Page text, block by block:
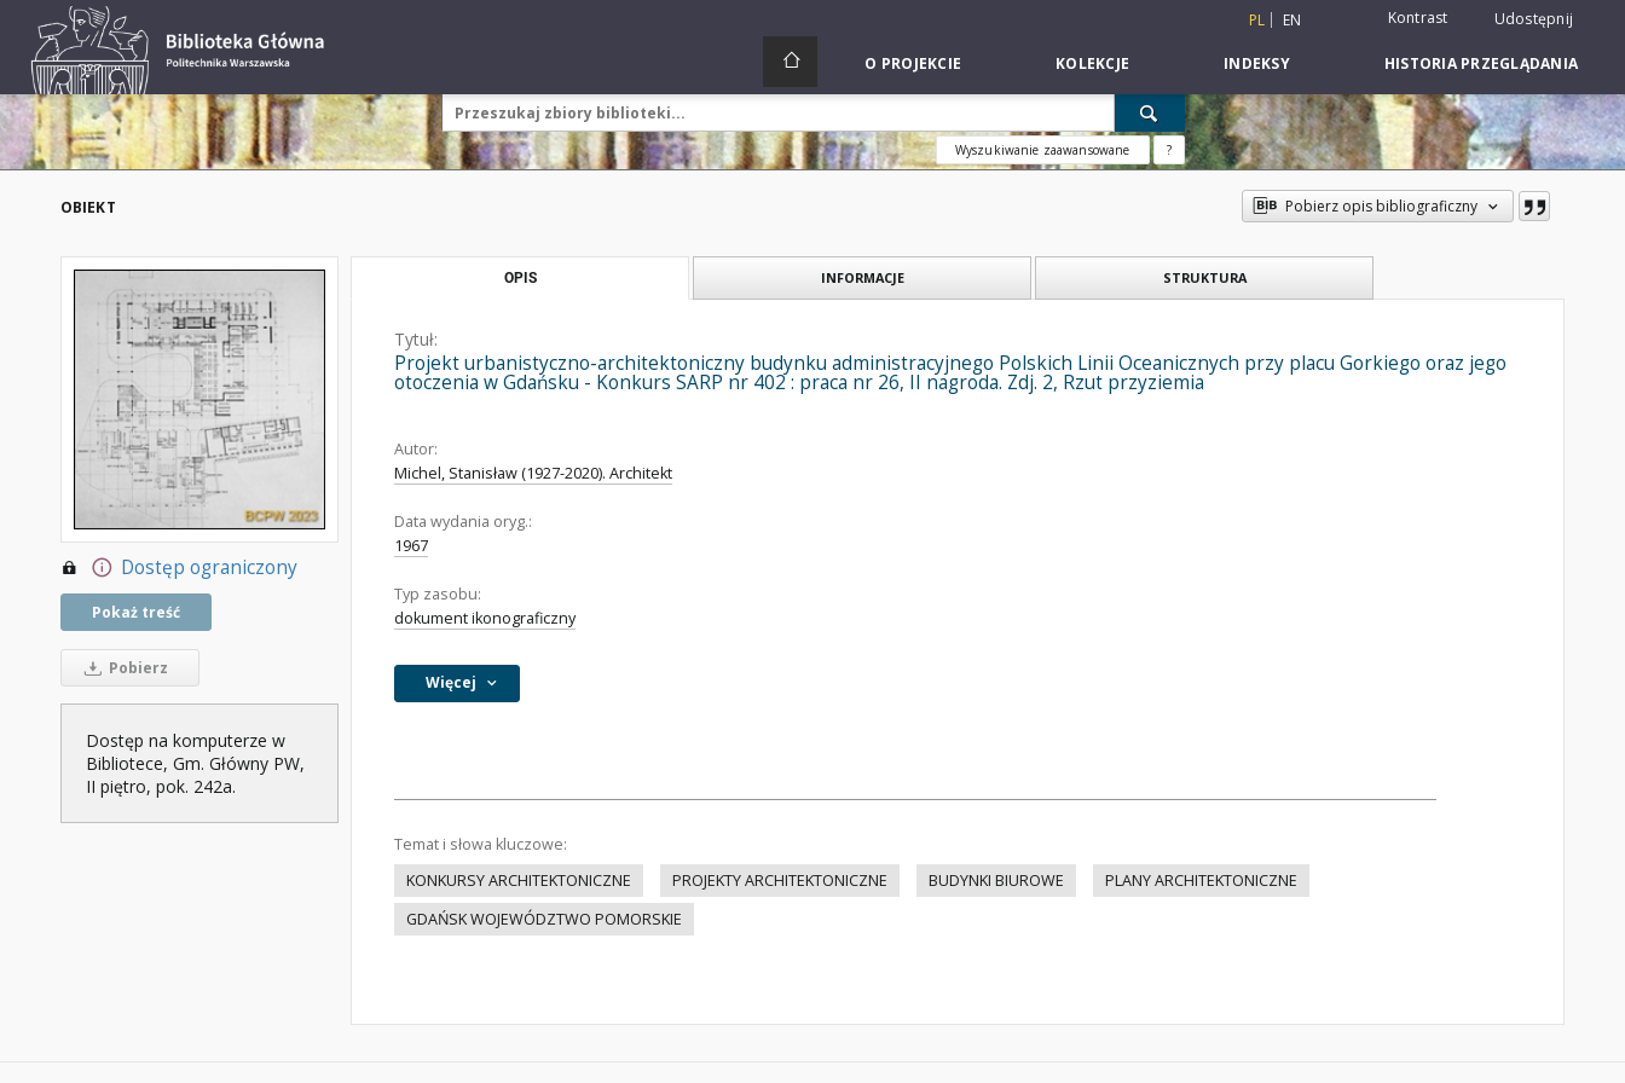
PL EN Kontrast Udostępnij
O PROJEKCIE KOLEKCJE INDEKSY HISTORIA PRZEGLĄDANIA
Wyszukiwanie zaawansowane ?
OBIEKT Pobierz opis bibliograficzny
Dostęp ograniczony
Pokaż treść
Pobierz
Dostęp na komputerze w
Bibliotece, Gm. Główny PW,
II piętro, pok. 242a.
OPIS INFORMACJE STRUKTURA
Tytuł:
Projekt urbanistyczno-architektoniczny budynku administracyjnego Polskich Linii Oceanicznych przy placu Gorkiego oraz jego
otoczenia w Gdańsku - Konkurs SARP nr 402 : praca nr 26, II nagroda. Zdj. 2, Rzut przyziemia
Autor:
Michel, Stanisław (1927-2020). Architekt
Data wydania oryg.:
1967
Typ zasobu:
dokument ikonograficzny
Więcej
Temat i słowa kluczowe:
KONKURSY ARCHITEKTONICZNE
PROJEKTY ARCHITEKTONICZNE BUDYNKI BIUROWE
PLANY ARCHITEKTONICZNE
GDAŃSK WOJEWÓDZTWO POMORSKIE